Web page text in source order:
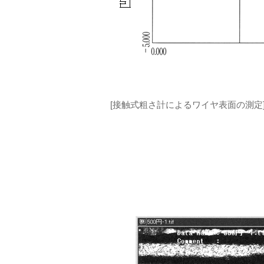
[接触式粗さ計によるワイヤ表面の測